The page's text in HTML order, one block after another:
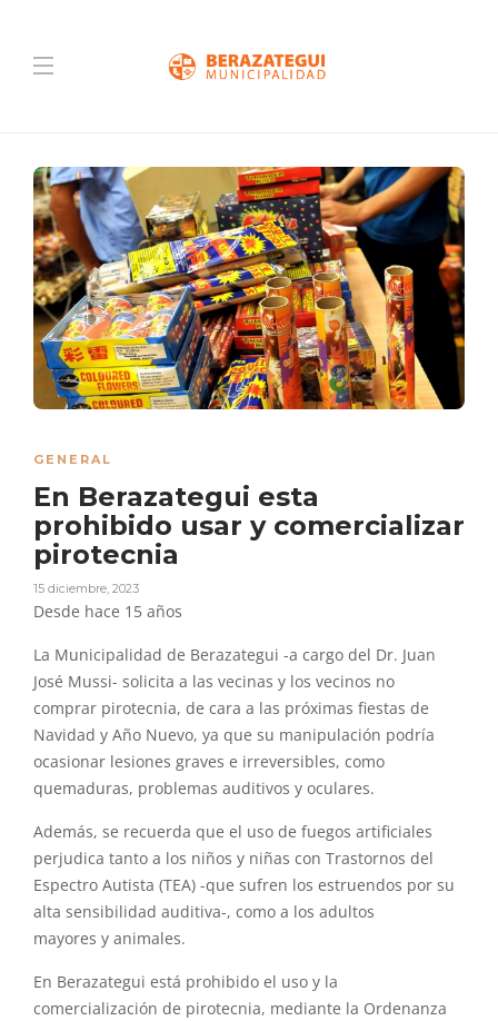
GENERAL
En Berazategui esta
prohibido usar y comercializar
pirotecnia
15 diciembre, 2023
Desde hace 15 años
La Municipalidad de Berazategui -a cargo del Dr. Juan
José Mussi- solicita a las vecinas y los vecinos no
comprar pirotecnia, de cara a las próximas fiestas de
Navidad y Año Nuevo, ya que su manipulación podría
ocasionar lesiones graves e irreversibles, como
quemaduras, problemas auditivos y oculares.
Además, se recuerda que el uso de fuegos artificiales
perjudica tanto a los niños y niñas con Trastornos del
Espectro Autista (TEA) -que sufren los estruendos por su
alta sensibilidad auditiva-, como a los adultos
mayores y animales.
En Berazategui está prohibido el uso y la
comercialización de pirotecnia, mediante la Ordenanza